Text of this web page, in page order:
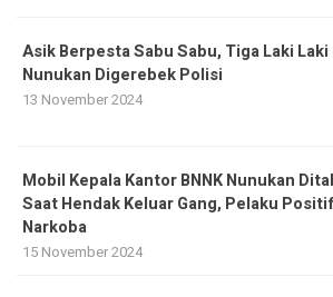
Asik Berpesta Sabu Sabu, Tiga Laki Laki
Nunukan Digerebek Polisi
13 November 2024
Mobil Kepala Kantor BNNK Nunukan
Saat Hendak Keluar Gang, Pelaku Positif
Narkoba
15 November 2024